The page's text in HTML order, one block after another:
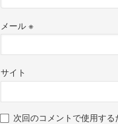
メール※
サイト
次回のコメントで使用す